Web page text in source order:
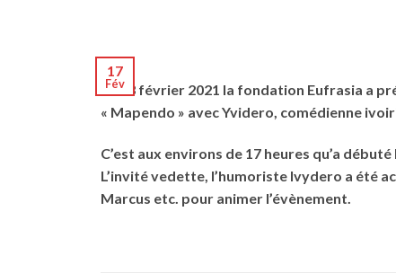
17
Fév
Le 13 février 2021 la fondation Eufrasia a
« Mapendo » avec Yvidero, comédienne
C’est aux environs de 17 heures qu’a
L’invité vedette, l’humoriste Ivydero a été
Marcus etc. pour animer l’évènement.